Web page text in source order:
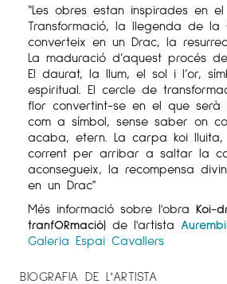
“Les obres estan inspirades en
Transformació, la llegenda de
converteix en un Drac, la
La maduració d’aquest procés
El daurat, la llum, el sol i l’or,
espiritual. El cercle de
flor convertint-se en el que serà
com a símbol, sense saber on
acaba, etern. La carpa koi
corrent per arribar a saltar la
aconsegueix, la recompensa
en un Drac”
Més informació sobre l'obra Koi-
tranfORmació) de l'artista
Galeria Espai Cavallers
BIOGRAFIA DE L'ARTISTA